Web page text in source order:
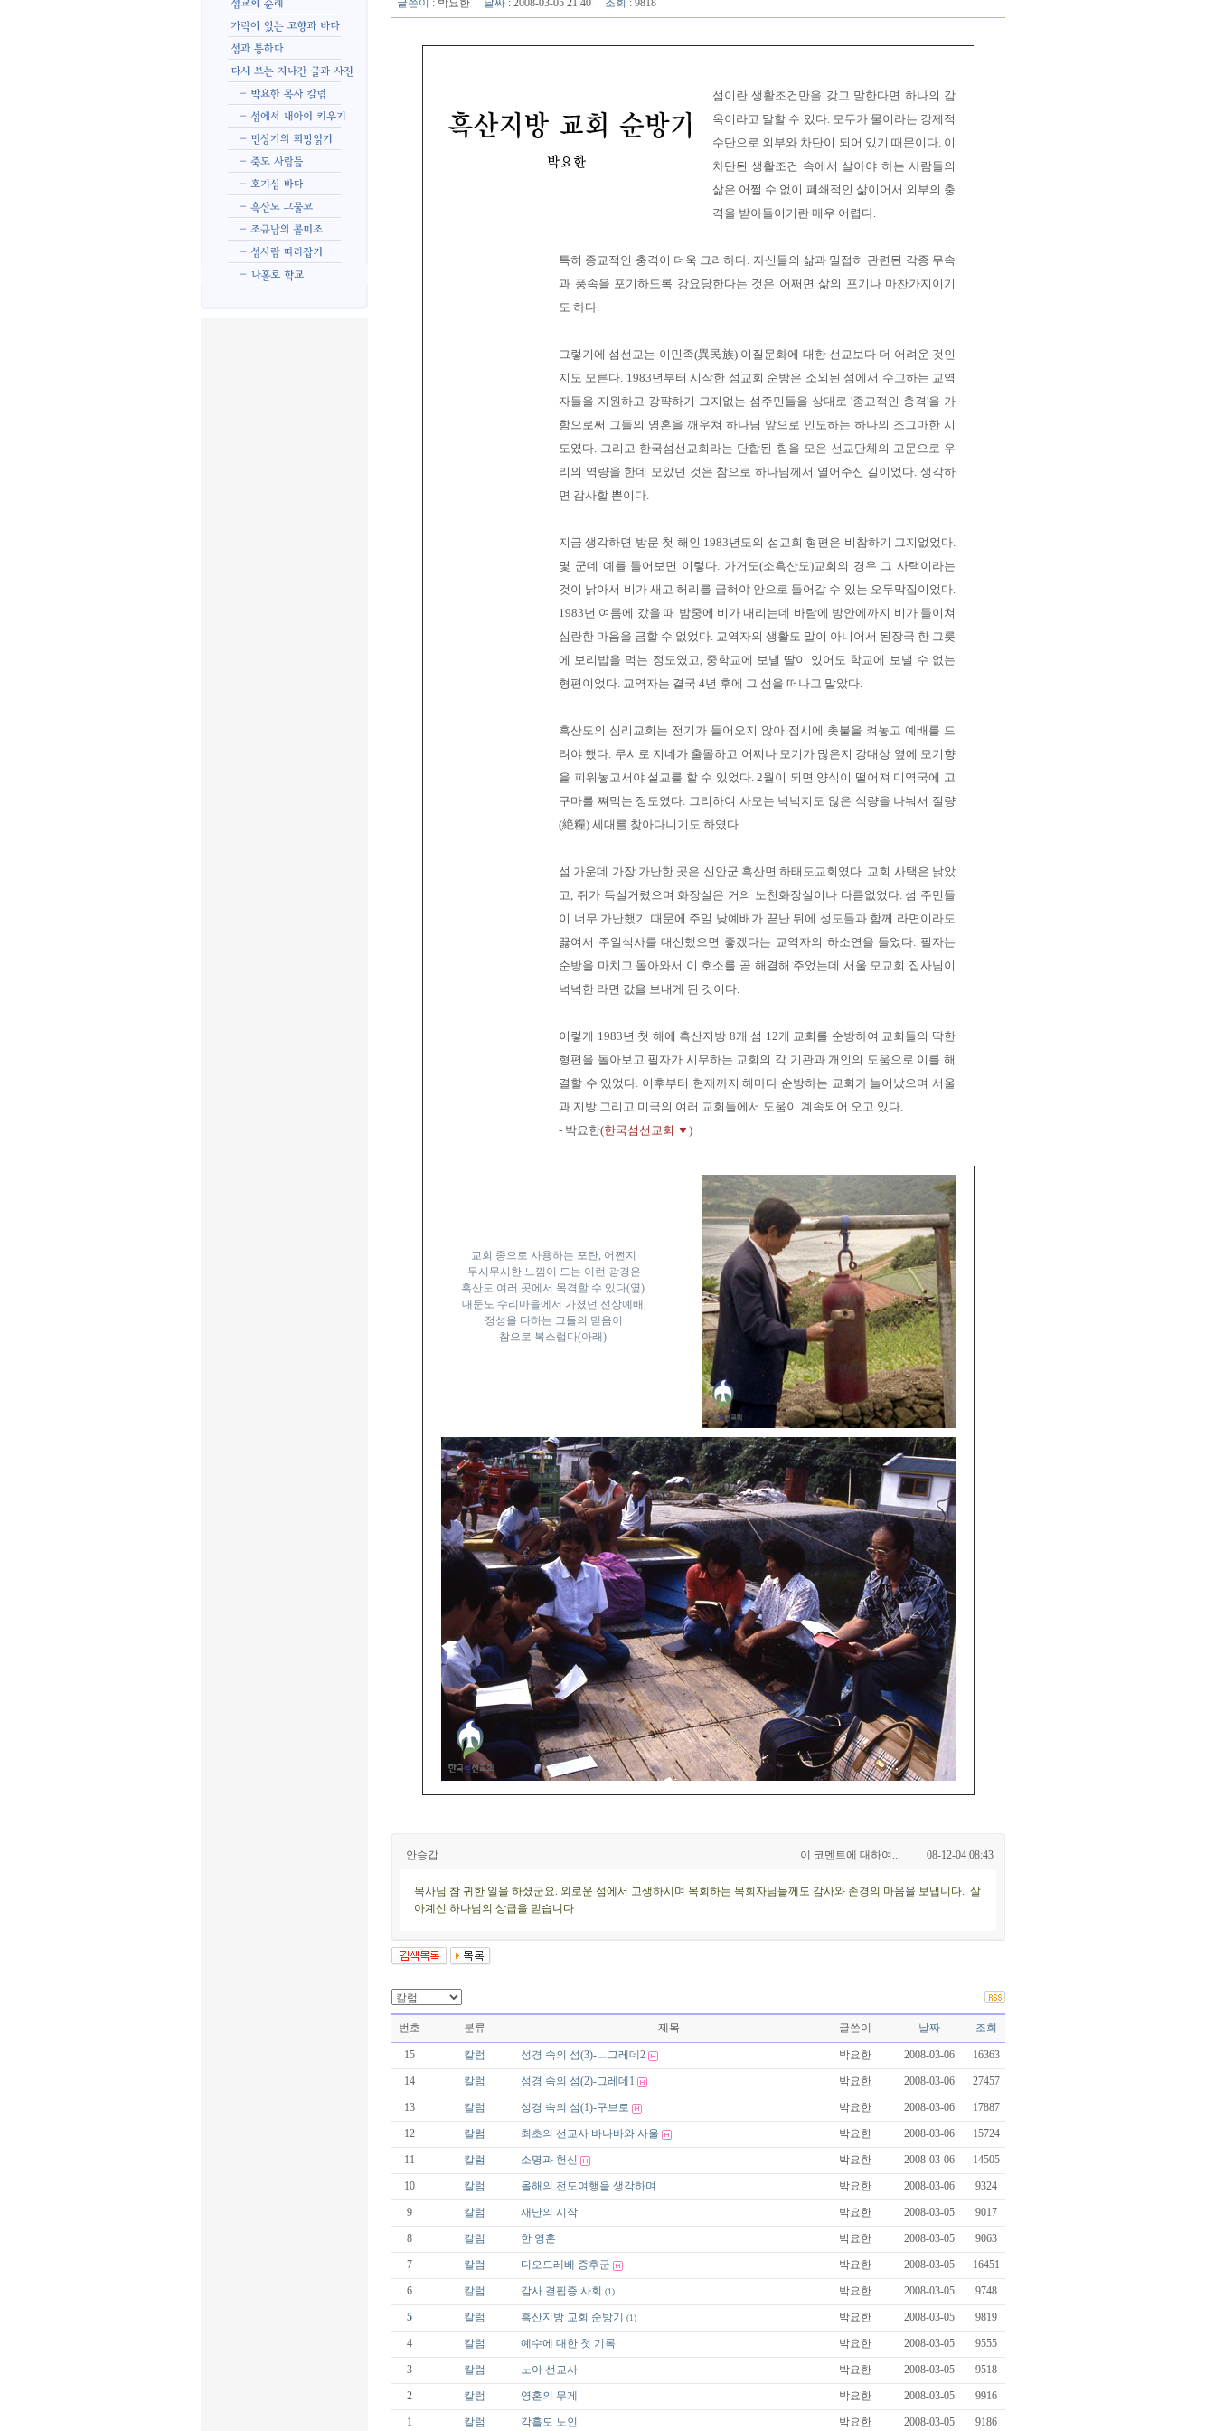
글쓴이 : 박요한 날짜: 2008-03-05 21:40 조회 : 9818
섬이란 생활조건만을 갖고 말한다면 하나의 감
옥이라고 말할 수 있다. 모두가 물이라는 강제적
수단으로 외부와 차단이 되어 있기 때문이다. 이
차단된 생활조건 속에서 살아야 하는 사람들의
삶은 어쩔 수 없이 폐쇄적인 삶이어서 외부의 충
격을 받아들이기란 매우 어렵다.
특히 종교적인 충격이 더욱 그러하다. 자신들의 삶과 밀접히 관련된 각종 무속
과 풍속을 포기하도록 강요당한다는 것은 어쩌면 삶의 포기나 마찬가지이기
도 하다.
그렇기에 섬선교는 이민족(異民族) 이질문화에 대한 선교보다 더 어려운 것인
지도 모른다. 1983년부터 시작한 섬교회 순방은 소외된 섬에서 수고하는 교역
자들을 지원하고 강퍅하기 그지없는 섬주민들을 상대로 '종교적인 충격'을 가
함으로써 그들의 영혼을 깨우쳐 하나님 앞으로 인도하는 하나의 조그마한 시
도였다. 그리고 한국섬선교회라는 단합된 힘을 모은 선교단체의 고문으로 우
리의 역량을 한데 모았던 것은 참으로 하나님께서 열어주신 길이었다. 생각하
면 감사할 뿐이다.
지금 생각하면 방문 첫 해인 1983년도의 섬교회 형편은 비참하기 그지없었다.
몇 군데 예를 들어보면 이렇다. 가거도(소흑산도)교회의 경우 그 사택이라는
것이 낡아서 비가 새고 허리를 굽혀야 안으로 들어갈 수 있는 오두막집이었다.
1983년 여름에 갔을 때 밤중에 비가 내리는데 바람에 방안에까지 비가 들이쳐
심란한 마음을 금할 수 없었다. 교역자의 생활도 말이 아니어서 된장국 한 그릇
에 보리밥을 먹는 정도였고, 중학교에 보낼 딸이 있어도 학교에 보낼 수 없는
형편이었다. 교역자는 결국 4년 후에 그 섬을 떠나고 말았다.
흑산도의 심리교회는 전기가 들어오지 않아 접시에 촛불을 켜놓고 예배를 드
려야 했다. 무시로 지네가 출몰하고 어찌나 모기가 많은지 강대상 옆에 모기향
을 피워놓고서야 설교를 할 수 있었다. 2월이 되면 양식이 떨어져 미역국에 고
구마를 쪄먹는 정도였다. 그리하여 사모는 넉넉지도 않은 식량을 나눠서 절량
(絶糧) 세대를 찾아다니기도 하였다.
섬 가운데 가장 가난한 곳은 신안군 흑산면 하태도교회였다. 교회 사택은 낡았
고, 쥐가 득실거렸으며 화장실은 거의 노천화장실이나 다름없었다. 섬 주민들
이 너무 가난했기 때문에 주일 낮예배가 끝난 뒤에 성도들과 함께 라면이라도
끓여서 주일식사를 대신했으면 좋겠다는 교역자의 하소연을 들었다. 필자는
순방을 마치고 돌아와서 이 호소를 곧 해결해 주었는데 서울 모교회 집사님이
넉넉한 라면 값을 보내게 된 것이다.
이렇게 1983년 첫 해에 흑산지방 8개 섬 12개 교회를 순방하여 교회들의 딱한
형편을 돌아보고 필자가 시무하는 교회의 각 기관과 개인의 도움으로 이를 해
결할 수 있었다. 이후부터 현재까지 해마다 순방하는 교회가 늘어났으며 서울
과 지방 그리고 미국의 여러 교회들에서 도움이 계속되어 오고 있다.
- 박요한(한국섬선교회 ▼)
교회 종으로 사용하는 포탄, 어쩐지
무시무시한 느낌이 드는 이런 광경은
흑산도 여러 곳에서 목격할 수 있다(옆).
대둔도 수리마을에서 가졌던 선상예배,
정성을 다하는 그들의 믿음이
참으로 복스럽다(아래).
안승갑 이 코멘트에 대하여... 08-12-04 08:43
목사님 참 귀한 일을 하셨군요. 외로운 섬에서 고생하시며 목회하는 목회자님들께도 감사와 존경의 마음을 보냅니다. 살
아계신 하나님의 상급을 믿습니다
번호 분류 제목 글쓴이 날짜 조회
15 칼럼 성경 속의 섬(3)-ㅡ그레데2 박요한 2008-03-06 16363
14 칼럼 성경 속의 섬(2)-그레데1 박요한 2008-03-06 27457
13 칼럼 성경 속의 섬(1)-구브로 박요한 2008-03-06 17887
12 칼럼 최초의 선교사 바나바와 사울 박요한 2008-03-06 15724
11 칼럼 소명과 헌신 박요한 2008-03-06 14505
10 칼럼 올해의 전도여행을 생각하며 박요한 2008-03-06 9324
9 칼럼 재난의 시작 박요한 2008-03-05 9017
8 칼럼 한 영혼 박요한 2008-03-05 9063
7 칼럼 디오드레베 증후군 박요한 2008-03-05 16451
6 칼럼 감사 결핍증 사회 (1) 박요한 2008-03-05 9748
5 칼럼 흑산지방 교회 순방기 (1) 박요한 2008-03-05 9819
4 칼럼 예수에 대한 첫 기록 박요한 2008-03-05 9555
3 칼럼 노아 선교사 박요한 2008-03-05 9518
2 칼럼 영혼의 무게 박요한 2008-03-05 9916
1 칼럼 각흘도 노인 박요한 2008-03-05 9186